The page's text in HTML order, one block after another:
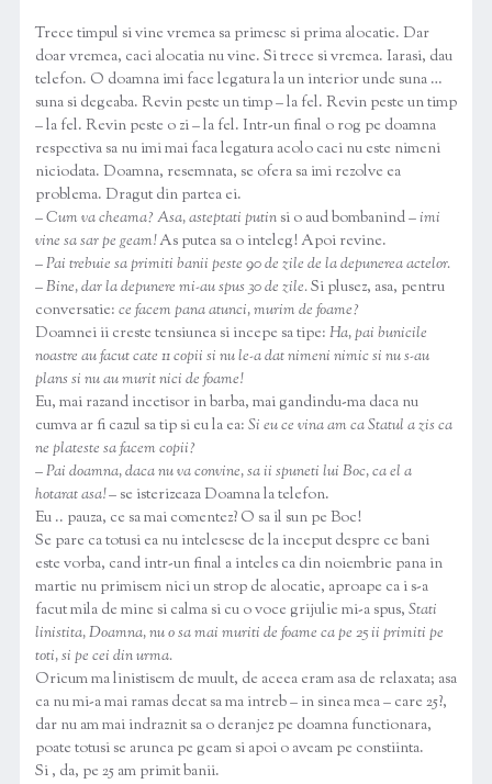
Trece timpul si vine vremea sa primesc si prima alocatie. Dar
doar vremea, caci alocatia nu vine. Si trece si vremea. Iarasi, dau
telefon. O doamna imi face legatura la un interior unde suna …
suna si degeaba. Revin peste un timp – la fel. Revin peste un timp
– la fel. Revin peste o zi – la fel. Intr-un final o rog pe doamna
respectiva sa nu imi mai faca legatura acolo caci nu este nimeni
niciodata. Doamna, resemnata, se ofera sa imi rezolve ea
problema. Dragut din partea ei.
–Cum va cheama? Asa, asteptati putinsi o aud bombanind –imi
vine sa sar pe geam!As putea sa o inteleg! Apoi revine.
–Pai trebuie sa primiti banii peste 90 de zile de la depunerea actelor.
–Bine, dar la depunere mi-au spus 30 de zile.Si plusez, asa, pentru
conversatie: ce facem pana atunci, murim de foame?
Doamnei ii creste tensiunea si incepe sa tipe: Ha, pai bunicile
noastre au facut cate 11 copii si nu le-a dat nimeni nimic si nu s-au
plans si nu au murit nici de foame!
Eu, mai razand incetisor in barba, mai gandindu-ma daca nu
cumva ar fi cazul sa tip si eu la ea: Si eu ce vina am ca Statul a zis ca
ne plateste sa facem copii?
–Pai doamna, daca nu va convine, sa ii spuneti lui Boc, ca el a
hotarat asa!– se isterizeaza Doamna la telefon.
Eu .. pauza, ce sa mai comentez? O sa il sun pe Boc!
Se pare ca totusi ea nu intelesese de la inceput despre ce bani
este vorba, cand intr-un final a inteles ca din noiembrie pana in
martie nu primisem nici un strop de alocatie, aproape ca i s-a
facut mila de mine si calma si cu o voce grijulie mi-a spus, Stati
linistita, Doamna, nu o sa mai muriti de foame ca pe 25 ii primiti pe
toti, si pe cei din urma.
Oricum ma linistisem de muult, de aceea eram asa de relaxata; asa
ca nu mi-a mai ramas decat sa ma intreb – in sinea mea – care 25?,
dar nu am mai indraznit sa o deranjez pe doamna functionara,
poate totusi se arunca pe geam si apoi o aveam pe constiinta.
Si , da, pe 25 am primit banii.